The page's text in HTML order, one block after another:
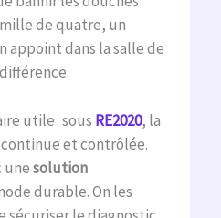
de quatre, un
appoint dans la salle de
utile : sous RE2020, la
et contrôlée.
unesolution
durable. On les